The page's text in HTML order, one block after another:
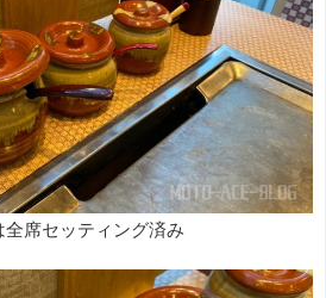
全席セッティング済み